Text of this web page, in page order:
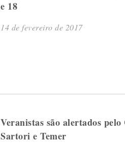
e 18
14 de fevereiro de 2017
Veranistas são alertados
Sartori e Temer